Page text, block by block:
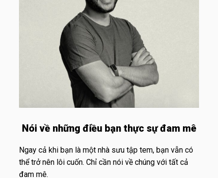
Nói về những điều bạn thực sự đam mê
Ngay cả khi bạn là một nhà sưu tập tem, bạn vẫn có
thể trở nên lôi cuốn. Chỉ cần nói về chúng với tất cả
đam mê.